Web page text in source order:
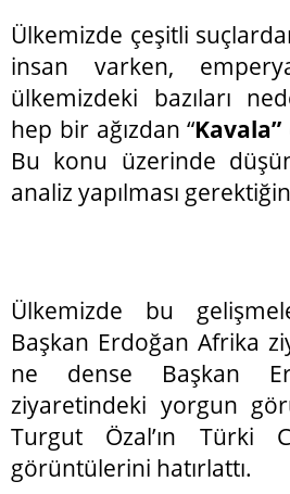
Ülkemizde çeşitli
insan varken,
ülkemizdeki bazıları
hep bir ağızdan “Kavala”
Bu konu üzerinde
analiz yapılması
Ülkemizde bu
Başkan Erdoğan Afrika
ne dense Başkan
ziyaretindeki yorgun
Turgut Özal’ın Türki
görüntülerini hatırlattı.